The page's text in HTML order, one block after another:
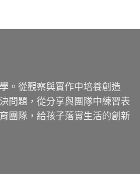
。從觀察與實作中培養創造
問題，從分享與團隊中練習表
團隊，給孩子落實生活的創新